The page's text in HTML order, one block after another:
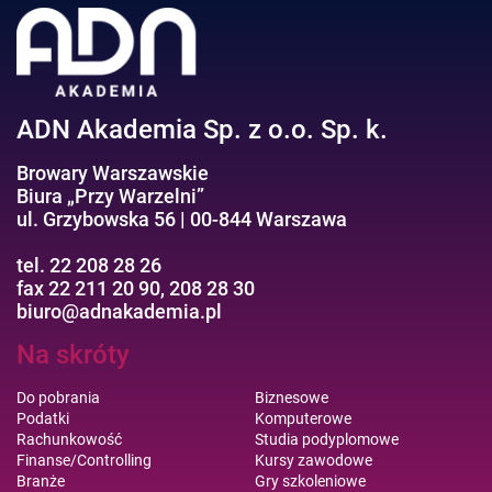
Efektywność osobista//Wellbeing
ADN Akademia Sp. z o.o. Sp. k.
Browary Warszawskie
Biura „Przy Warzelni”
ul. Grzybowska 56 | 00-844 Warszawa
tel. 22 208 28 26
fax 22 211 20 90, 208 28 30
biuro@adnakademia.pl
Na skróty
Do pobrania
Podatki
Rachunkowość
Finanse/Controlling
Branże
Biznesowe
Komputerowe
Studia podyplomowe
Kursy zawodowe
Gry szkoleniowe